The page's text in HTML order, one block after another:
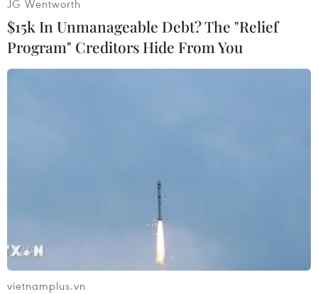
sau khi Tổng thống Donald Trump quyết định
rút khỏi thỏa thuận hạt nhân với Iran, đó chính
là Iran phải rút các lực lượng của nước này ra
chiến đấu chống khủng bố./.
JG Wentworth
$15k In Unmanageable Debt? The "Relief
Program" Creditors Hide From You
vietnamplus.vn